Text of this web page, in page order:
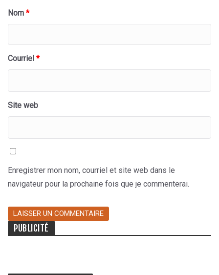
Nom *
Courriel *
Site web
Enregistrer mon nom, courriel et site web dans le
navigateur pour la prochaine fois que je commenterai.
PUBLICITÉ